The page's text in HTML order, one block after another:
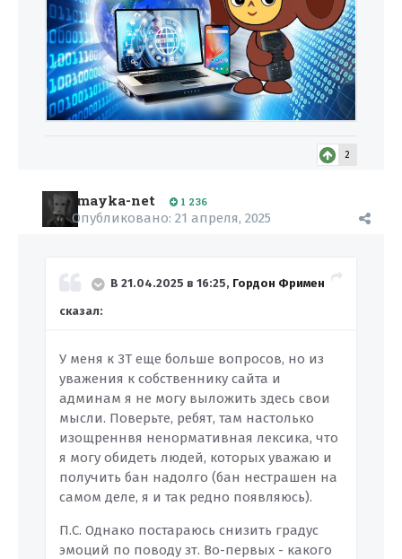
2
mayka-net 1 236
Опубликовано: 21 апреля, 2025
В 21.04.2025 в 16:25, Гордон Фримен
сказал:
У меня к ЗТ еще больше вопросов, но из
уважения к собственнику сайта и
админам я не могу выложить здесь свои
мысли. Поверьте, ребят, там настолько
изощреннвя ненормативная лексика, что
я могу обидеть людей, которых уважаю и
получить бан надолго (бан нестрашен на
самом деле, я и так редно появляюсь).
П.С. Однако постараюсь снизить градус
эмоций по поводу зт. Во-первых - какого